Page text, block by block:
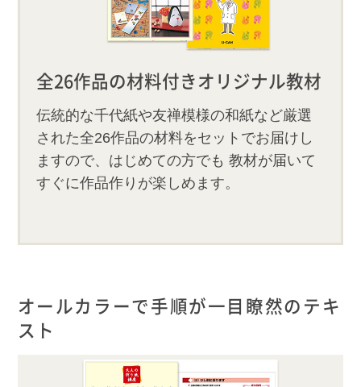
全26作品の材料付きオリジナル教材
伝統的な千代紙や友禅模様の和紙など厳選
された全26作品の材料をセットでお届けし
ますので、はじめての方でも 教材が届いて
すぐに作品作りが楽しめます。
オールカラーで手順が一目瞭然のテキ
スト